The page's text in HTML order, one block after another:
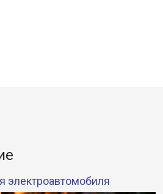
электроавтомобиля